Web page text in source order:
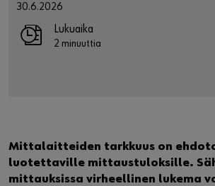
30.6.2026
Lukuaika
2 minuuttia
Mittalaitteiden tarkkuus on
luotettaville mittaustuloksille.
mittauksissa virheellinen lukema